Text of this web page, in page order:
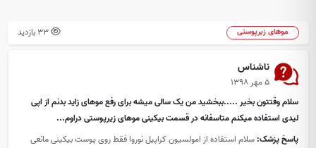
موهای زیرپوستی 33 بازدید
ناشناس
۵ مهر ۱۳۹۸
سلام وقتتون بخیر .....ببخشید من یک سالی میشه برای رفع موهای زاید بدنم از اپی
لیدی استفاده میکنم متاسفانه در قسمت بیکینی موهای زیرپوستی دراوم...
پاسخ پزشک: سلام استفاده از امولسیون کراپیل نوروا فقط روی پوست بیکینی مانعی